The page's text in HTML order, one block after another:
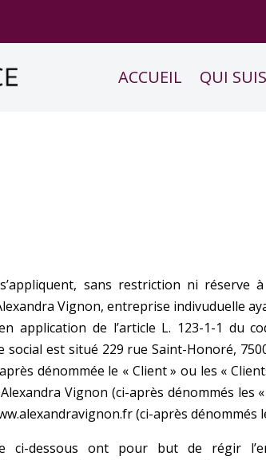
ACCUEIL QUI
sans restriction ni réserve
Vignon, entreprise indivuduelle
application de l’article L. 123-1-1 du
social est situé 229 rue Saint-Honoré,
après dénommée le « Client » ou les «
Vignon (ci-après dénommés les
(ci-aprèsdénommés
ci-dessous ont pour but de régir